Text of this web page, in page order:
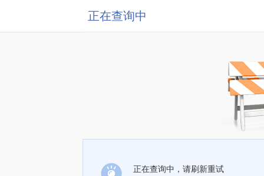
正在查询中
正在查询中，请刷新重试